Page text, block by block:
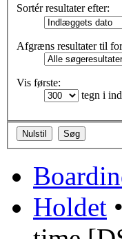
Sortér resultater efter:
Afgræns resultater til
Vis første:
tegn i
Holdet •